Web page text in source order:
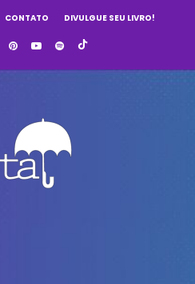
CONTATO DIVULGUE SEU LIVRO!